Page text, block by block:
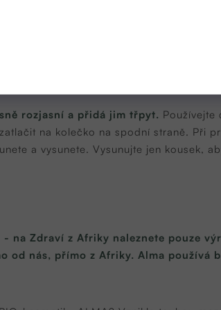
(extrakt Vanilky), Tocopherol (Vitamin
Peel Oil (Esenciální olej Divoký
kvalita, **Přirozeně se vyskytující v EO.
rozjasní a přidá jim třpyt. Používejte
na kolečko na spodní straně. Při
a vysunete. Vysunujte jen kousek,
na Zdraví z Afriky naleznete pouze
od nás, přímo z Afriky. Alma používá